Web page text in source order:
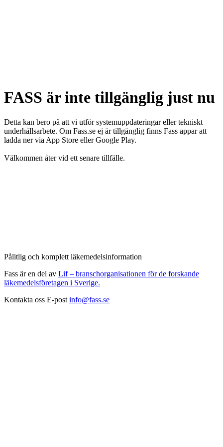
FASS är inte tillgänglig just nu
Detta kan bero på att vi utför systemuppdateringar eller tekniskt
underhållsarbete. Om Fass.se ej är tillgänglig finns Fass appar att
ladda ner via App Store eller Google Play.
Välkommen åter vid ett senare tillfälle.
Pålitlig och komplett läkemedelsinformation
Fass är en del av Lif – branschorganisationen för de forskande
läkemedelsföretagen i Sverige.
Kontakta oss E-post info@fass.se